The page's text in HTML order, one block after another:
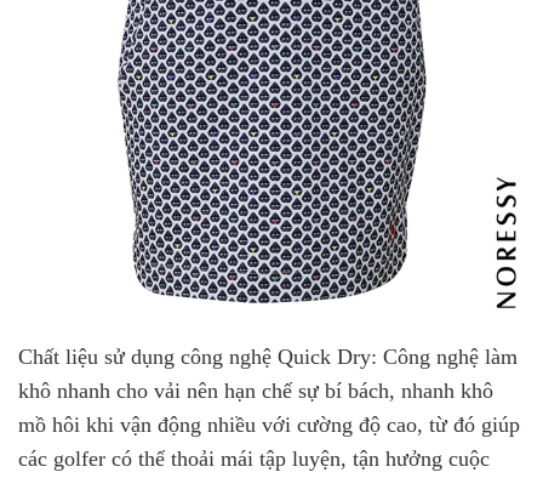
Chất liệu sử dụng công nghệ Quick Dry: Công nghệ làm
khô nhanh cho vải nên hạn chế sự bí bách, nhanh khô
mồ hôi khi vận động nhiều với cường độ cao, từ đó giúp
các golfer có thể thoải mái tập luyện, tận hưởng cuộc